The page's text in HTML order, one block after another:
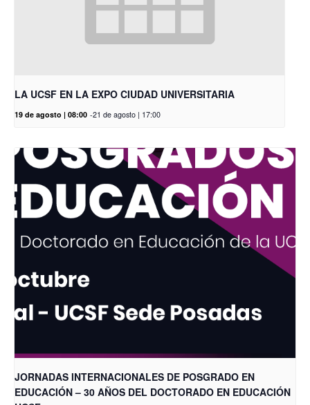
LA UCSF EN LA EXPO CIUDAD UNIVERSITARIA
19 de agosto | 08:00 -21 de agosto | 17:00
JORNADAS INTERNACIONALES DE POSGRADO EN
EDUCACIÓN – 30 AÑOS DEL DOCTORADO EN EDUCACIÓN